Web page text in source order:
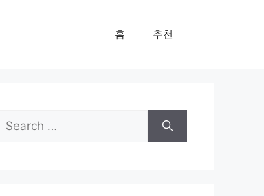
홈 추천
Search
for: